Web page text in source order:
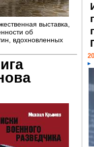
выставка,
об
вдохновленных